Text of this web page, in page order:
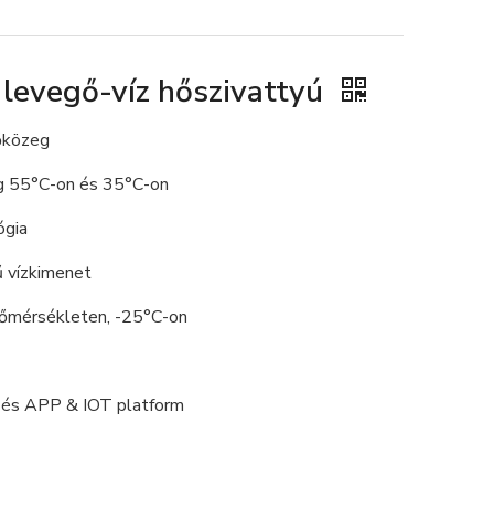
víz hőszivattyú
on és 35°C-on
-25°C-on
APP & IOT platform